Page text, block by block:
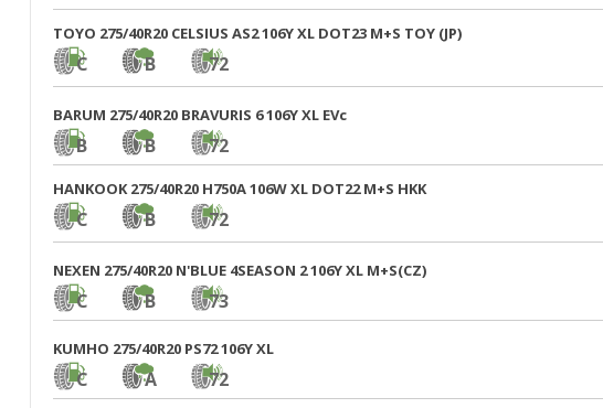
TOYO 275/40R20 CELSIUS AS2 106Y XL DOT23 M+S TOY (JP)
C B 72
BARUM 275/40R20 BRAVURIS 6 106Y XL EVc
B B 72
HANKOOK 275/40R20 H750A 106W XL DOT22 M+S HKK
C B 72
NEXEN 275/40R20 N'BLUE 4SEASON 2 106Y XL M+S(CZ)
C B 73
KUMHO 275/40R20 PS72 106Y XL
C A 72